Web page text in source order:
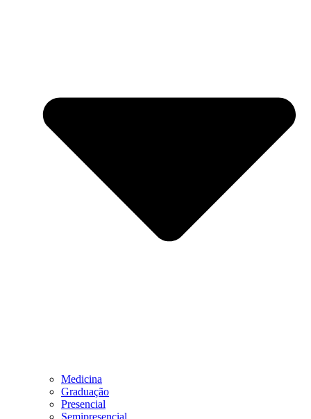
Medicina
Graduação
Presencial
Semipresencial